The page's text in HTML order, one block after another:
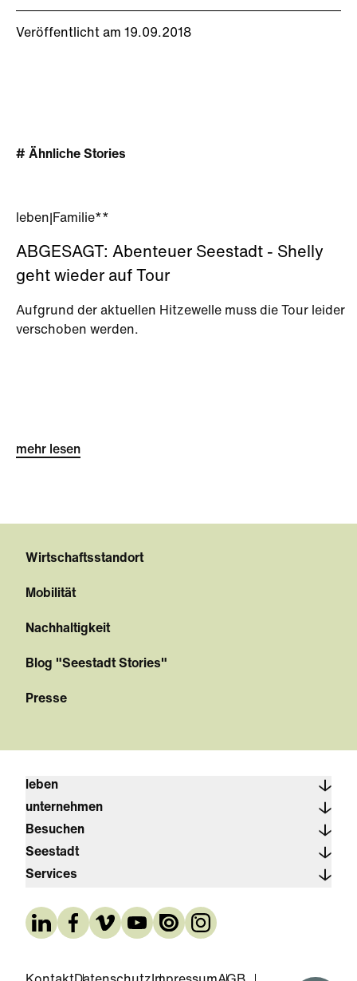
Veröffentlicht am 19.09.2018
# Ähnliche Stories
leben Familie**
ABGESAGT: Abenteuer Seestadt - Shelly
geht wieder auf Tour
Aufgrund der aktuellen Hitzewelle muss die Tour leider
verschoben werden.
mehr lesen
Wirtschaftsstandort
Mobilität
Nachhaltigkeit
Blog "Seestadt Stories"
Presse
leben
unternehmen
Besuchen
Seestadt
Services